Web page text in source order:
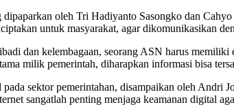
oleh Tri Hadiyanto Sasongko dan
untuk masyarakat, agar dikomunikasikan
dan kelembagaan, seorang ASN harus
milik pemerintah, diharapkan informasi bisa
sektor pemerintahan, disampaikan oleh
sangatlah penting menjaga keamanan digital